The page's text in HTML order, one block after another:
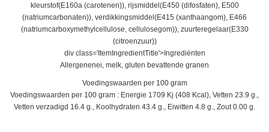
kleurstof(E160a (carotenen)), rijsmiddel(E450 (difosfaten), E500
(natriumcarbonaten)), verdikkingsmiddel(E415 (xanthaangom), E466
(natriumcarboxymethylcellulose, cellulosegom)), zuurteregelaar(E330
(citroenzuur))
div class='ItemIngredientTitle'>Ingrediënten
Allergenenei, melk, gluten bevattende granen
Voedingswaarden per 100 gram
Voedingswaarden per 100 gram : Energie 1709 Kj (408 Kcal), Vetten 23.9 g.,
Vetten verzadigd 16.4 g., Koolhydraten 43.4 g., Eiwitten 4.8 g., Zout 0.00 g.